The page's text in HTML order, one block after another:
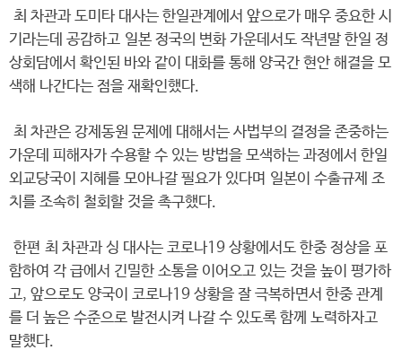
최 차관과 도미타 대사는 한일관계에서 앞으로가 매우 중요한 시
기라는데 공감하고 일본 정국의 변화 가운데서도 작년말 한일 정
상회담에서 확인된 바와 같이 대화를 통해 양국간 현안 해결을 모
색해 나간다는 점을 재확인했다.
최 차관은 강제동원 문제에 대해서는 사법부의 결정을 존중하는
가운데 피해자가 수용할 수 있는 방법을 모색하는 과정에서 한일
외교당국이 지혜를 모아나갈 필요가 있다며 일본이 수출규제 조
치를 조속히 철회할 것을 촉구했다.
한편 최 차관과 싱 대사는 코로나19 상황에서도 한중 정상을 포
함하여 각 급에서 긴밀한 소통을 이어오고 있는 것을 높이 평가하
고, 앞으로도 양국이 코로나19 상황을 잘 극복하면서 한중 관계
를 더 높은 수준으로 발전시켜 나갈 수 있도록 함께 노력하자고
말했다.